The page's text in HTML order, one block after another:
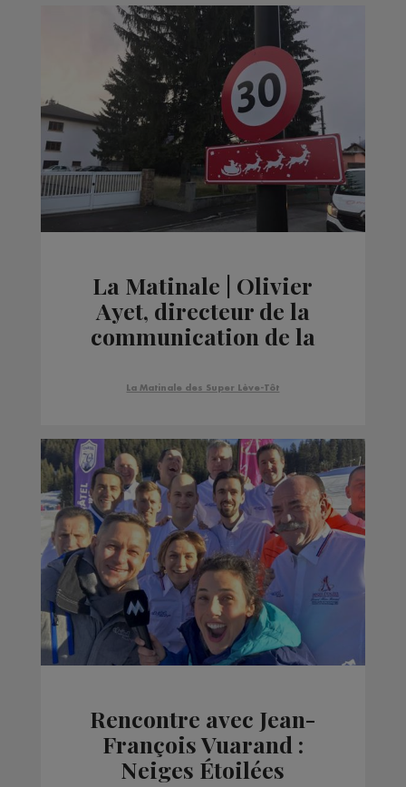
La Matinale | Olivier
Ayet, directeur de la
communication de la
La Matinale des Super Lève-Tôt
Rencontre avec Jean-
François Vuarand :
Neiges Étoilées